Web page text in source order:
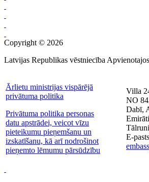
Copyright © 2026
Latvijas Republikas vēstniecība
Ārlietu ministrijas vispārējā
privātuma politika
Privātuma politika personas
datu apstrādei, veicot vīzu
pieteikumu pieņemšanu un
izskatīšanu, kā arī nodrošinot
pieņemto lēmumu pārsūdzību
Villa
NO
Dabī,
Emirāti
E-